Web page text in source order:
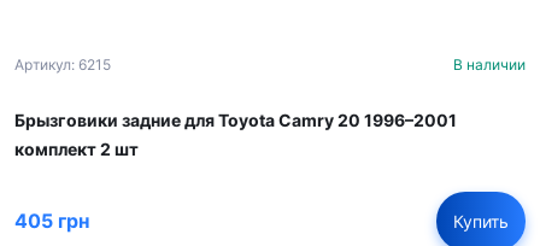
Артикул: 6215 В наличии
Брызговики задние для Toyota Camry 20 1996–2001
комплект 2 шт
405 грн Купить